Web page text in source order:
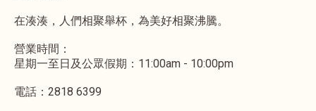
在湊湊，人們相聚舉杯，為美好相聚沸騰。
營業時間：
星期一至日及公眾假期：11:00am - 10:00pm
電話：2818 6399